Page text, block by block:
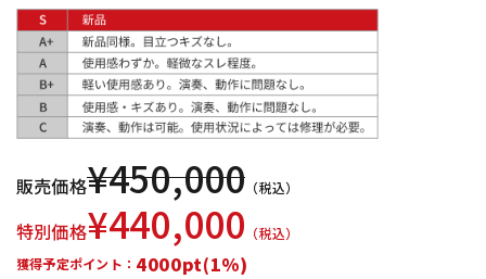
中古 ヴィンテージ
販売価格¥450,000 （税込）
特別価格¥440,000 （税込）
獲得予定ポイント： 4000pt(1%)